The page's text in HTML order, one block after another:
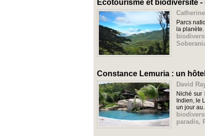
Ecotourisme et biodiversité
Parcs
la
Constance Lemuria : un
David
Niché sur
Indien, le
un jour
paradis,